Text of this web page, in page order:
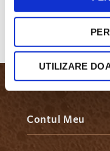
UTILIZARE
Contul Meu